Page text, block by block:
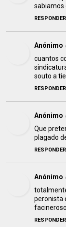
sabiamos
RESPONDER
Anónimo
cuantos
souto a
RESPONDER
Anónimo
Que
plagado
RESPONDER
Anónimo
peronista
RESPONDER